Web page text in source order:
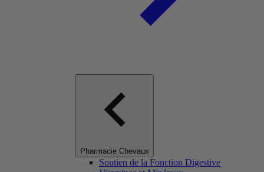
Pharmacie Chevaux
Soutien de la Fonction Digestive